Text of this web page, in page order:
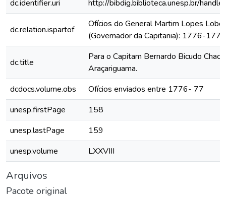
dc.identifier.uri
http://bibdig.biblioteca.unesp.br/
dc.relation.ispartof
Ofícios do General Martim Lopes Lobo
(Governador da Capitania): 1776-1777
dc.title
Para o Capitam Bernardo Bicudo
Araçariguama.
dcdocs.volume.obs
Ofícios enviados entre 1776- 77
unesp.firstPage
158
unesp.lastPage
159
unesp.volume
LXXVIII
Arquivos
Pacote original